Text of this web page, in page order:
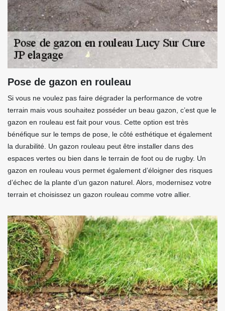
Pose de gazon en rouleau
Si vous ne voulez pas faire dégrader la performance de votre
terrain mais vous souhaitez posséder un beau gazon, c’est que le
gazon en rouleau est fait pour vous. Cette option est très
bénéfique sur le temps de pose, le côté esthétique et également
la durabilité. Un gazon rouleau peut être installer dans des
espaces vertes ou bien dans le terrain de foot ou de rugby. Un
gazon en rouleau vous permet également d’éloigner des risques
d’échec de la plante d’un gazon naturel. Alors, modernisez votre
terrain et choisissez un gazon rouleau comme votre allier.